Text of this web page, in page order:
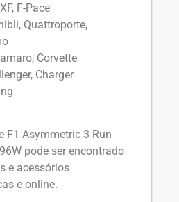
F-Pace
Quattroporte,
Corvette
Charger
F1 Asymmetric 3 Run
pode ser encontrado
e acessórios
e online.